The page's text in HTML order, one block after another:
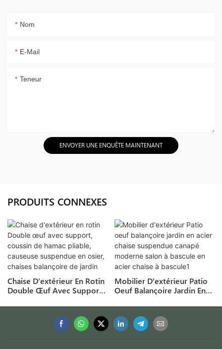
Nom
E-Mail
Teneur
ENVOYER UNE ENQUÊTE MAINTENANT
PRODUITS CONNEXES
Chaise D'extérieur En Rotin
Double Œuf Avec Support,
Causeuse Suspendue En
Osier, Chaises Balançoire
Mobilier D'extérieur Patio
Oeuf Balançoire Jardin En
Canapé Moderne Salon À
Bascule En Acier Chaise À
Bascule1